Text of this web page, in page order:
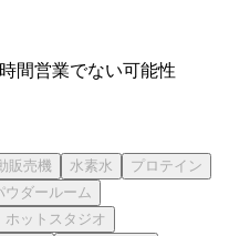
間営業でない可能性